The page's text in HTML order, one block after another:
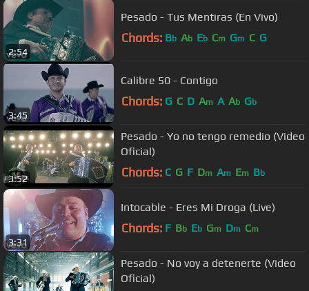
2:54
Pesado - Tus Mentiras (En Vivo)
Chords: Bb Ab Eb Cm Gm C G
3:45
Calibre 50 - Contigo
Chords: G C D Am A Ab Gb
3:52
Pesado - Yo no tengo remedio (Video
Oficial)
Chords: C G F Dm Am Em Bb
3:31
Intocable - Eres Mi Droga (Live)
Chords: F Bb Eb Gm Dm Cm
Pesado - No voy a detenerte (Video
Oficial)